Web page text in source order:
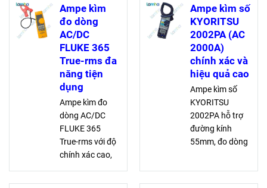
dễ dàng có
nhiều lựa chọn
sử dụng
Ngưng sản
xuất -> Hioki
đề xuất mã
thay
thế:Ampe
kìm AC Hioki
CM4141-50
điện, tần số,
giúp kỹ thuật
viên và thợ điện
kiểm tra và khắc
phục sự cố hiệu
quả.
Ampe kìm
đo dòng
AC/DC
FLUKE 365
True-rms đa
năng tiện
dụng
Ampe kìm đo
dòng AC/DC
FLUKE 365
True-rms với độ
chính xác cao,
200A, điện áp
Ampe kìm số
KYORITSU
2002PA (AC
2000A)
chính xác và
hiệu quả cao
Ampe kìm số
KYORITSU
2002PA hỗ trợ
đường kính
55mm, đo dòng
cao, kèm que